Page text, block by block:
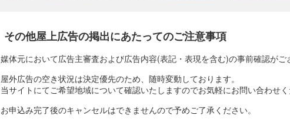
その他屋上広告の掲出にあたってのご注意事項
媒体元において広告主審査および広告内容(表記・表現を含む)の事前確認がご
屋外広告の空き状況は決定優先のため、随時変動しております。
当サイトにてご希望地域について確認いたしますのでお気軽にお問い合わせ
お申込み完了後のキャンセルはできませんので予めご了承ください。